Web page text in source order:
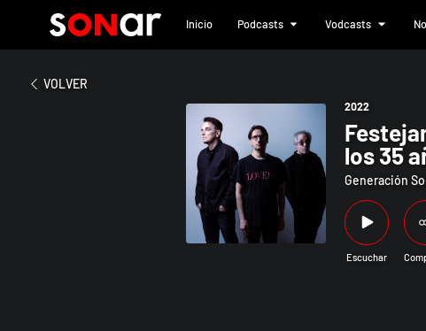
Inicio Podcasts Vodcasts
VOLVER
2022
los 35
Generación
Escuchar